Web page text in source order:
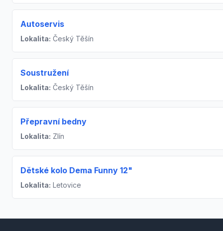
Autoservis
Lokalita: Český Těšín
Soustružení
Lokalita: Český Těšín
Přepravní bedny
Lokalita: Zlín
Dětské kolo Dema Funny 12"
Lokalita: Letovice